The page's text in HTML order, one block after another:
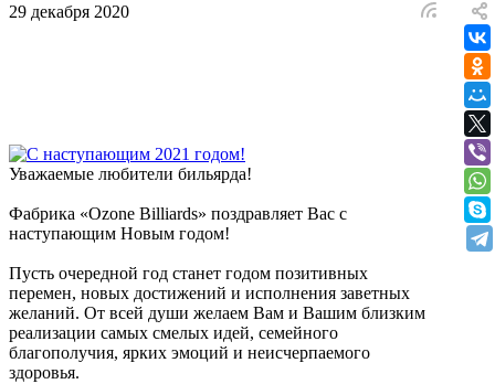
29 декабря 2020
Уважаемые любители бильярда!
Фабрика «Ozone Billiards» поздравляет Вас с
наступающим Новым годом!
Пусть очередной год станет годом позитивных
перемен, новых достижений и исполнения заветных
желаний. От всей души желаем Вам и Вашим близким
реализации самых смелых идей, семейного
благополучия, ярких эмоций и неисчерпаемого
здоровья.